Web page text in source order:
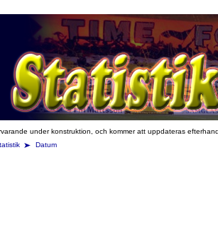
under konstruktion, och kommer att uppdateras
Datum